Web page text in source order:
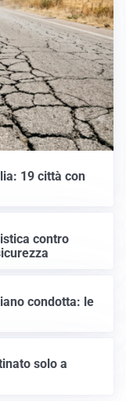
19 città con
contro
condotta: le
solo a